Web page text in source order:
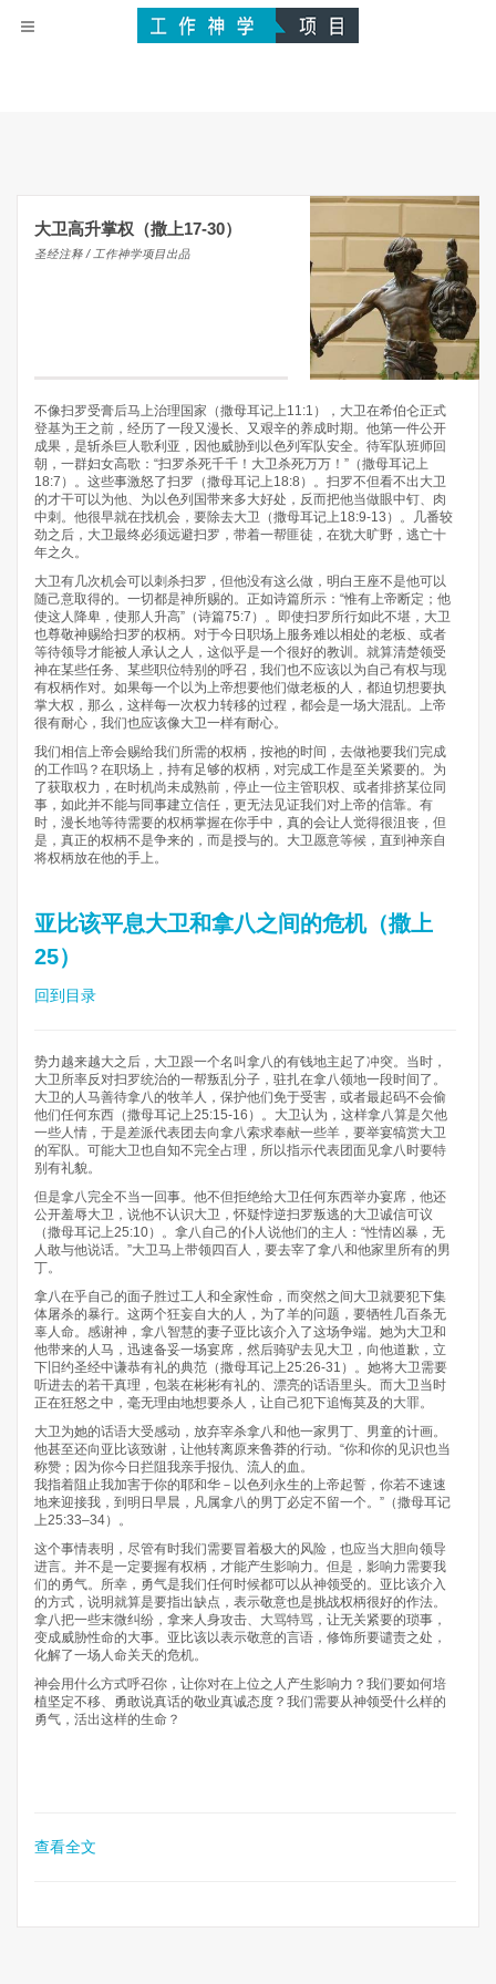
大卫高升掌权（撒上17-30）
圣经注释 / 工作神学项目出品
不像扫罗受膏后马上治理国家（撒母耳记上11:1），大卫在希伯仑正式
登基为王之前，经历了一段又漫长、又艰辛的养成时期。他第一件公开
成果，是斩杀巨人歌利亚，因他威胁到以色列军队安全。待军队班师回
朝，一群妇女高歌：“扫罗杀死千千！大卫杀死万万！”（撒母耳记上
18:7）。这些事激怒了扫罗（撒母耳记上18:8）。扫罗不但看不出大卫
的才干可以为他、为以色列国带来多大好处，反而把他当做眼中钉、肉
中刺。他很早就在找机会，要除去大卫（撒母耳记上18:9-13）。几番较
劲之后，大卫最终必须远避扫罗，带着一帮匪徒，在犹大旷野，逃亡十
年之久。
大卫有几次机会可以刺杀扫罗，但他没有这么做，明白王座不是他可以
随己意取得的。一切都是神所赐的。正如诗篇所示：“惟有上帝断定；他
使这人降卑，使那人升高”（诗篇75:7）。即使扫罗所行如此不堪，大卫
也尊敬神赐给扫罗的权柄。对于今日职场上服务难以相处的老板、或者
等待领导才能被人承认之人，这似乎是一个很好的教训。就算清楚领受
神在某些任务、某些职位特别的呼召，我们也不应该以为自己有权与现
有权柄作对。如果每一个以为上帝想要他们做老板的人，都迫切想要执
掌大权，那么，这样每一次权力转移的过程，都会是一场大混乱。上帝
很有耐心，我们也应该像大卫一样有耐心。
我们相信上帝会赐给我们所需的权柄，按祂的时间，去做祂要我们完成
的工作吗？在职场上，持有足够的权柄，对完成工作是至关紧要的。为
了获取权力，在时机尚未成熟前，停止一位主管职权、或者排挤某位同
事，如此并不能与同事建立信任，更无法见证我们对上帝的信靠。有
时，漫长地等待需要的权柄掌握在你手中，真的会让人觉得很沮丧，但
是，真正的权柄不是争来的，而是授与的。大卫愿意等候，直到神亲自
将权柄放在他的手上。
亚比该平息大卫和拿八之间的危机（撒上
25）
回到目录
势力越来越大之后，大卫跟一个名叫拿八的有钱地主起了冲突。当时，
大卫所率反对扫罗统治的一帮叛乱分子，驻扎在拿八领地一段时间了。
大卫的人马善待拿八的牧羊人，保护他们免于受害，或者最起码不会偷
他们任何东西（撒母耳记上25:15-16）。大卫认为，这样拿八算是欠他
一些人情，于是差派代表团去向拿八索求奉献一些羊，要举宴犒赏大卫
的军队。可能大卫也自知不完全占理，所以指示代表团面见拿八时要特
别有礼貌。
但是拿八完全不当一回事。他不但拒绝给大卫任何东西举办宴席，他还
公开羞辱大卫，说他不认识大卫，怀疑悖逆扫罗叛逃的大卫诚信可议
（撒母耳记上25:10）。拿八自己的仆人说他们的主人：“性情凶暴，无
人敢与他说话。”大卫马上带领四百人，要去宰了拿八和他家里所有的男
丁。
拿八在乎自己的面子胜过工人和全家性命，而突然之间大卫就要犯下集
体屠杀的暴行。这两个狂妄自大的人，为了羊的问题，要牺牲几百条无
辜人命。感谢神，拿八智慧的妻子亚比该介入了这场争端。她为大卫和
他带来的人马，迅速备妥一场宴席，然后骑驴去见大卫，向他道歉，立
下旧约圣经中谦恭有礼的典范（撒母耳记上25:26-31）。她将大卫需要
听进去的若干真理，包装在彬彬有礼的、漂亮的话语里头。而大卫当时
正在狂怒之中，毫无理由地想要杀人，让自己犯下追悔莫及的大罪。
大卫为她的话语大受感动，放弃宰杀拿八和他一家男丁、男童的计画。
他甚至还向亚比该致谢，让他转离原来鲁莽的行动。“你和你的见识也当
称赞；因为你今日拦阻我亲手报仇、流人的血。
我指着阻止我加害于你的耶和华－以色列永生的上帝起誓，你若不速速
地来迎接我，到明日早晨，凡属拿八的男丁必定不留一个。”（撒母耳记
上25:33–34）。
这个事情表明，尽管有时我们需要冒着极大的风险，也应当大胆向领导
进言。并不是一定要握有权柄，才能产生影响力。但是，影响力需要我
们的勇气。所幸，勇气是我们任何时候都可以从神领受的。亚比该介入
的方式，说明就算是要指出缺点，表示敬意也是挑战权柄很好的作法。
拿八把一些末微纠纷，拿来人身攻击、大骂特骂，让无关紧要的琐事，
变成威胁性命的大事。亚比该以表示敬意的言语，修饰所要谴责之处，
化解了一场人命关天的危机。
神会用什么方式呼召你，让你对在上位之人产生影响力？我们要如何培
植坚定不移、勇敢说真话的敬业真诚态度？我们需要从神领受什么样的
勇气，活出这样的生命？
查看全文